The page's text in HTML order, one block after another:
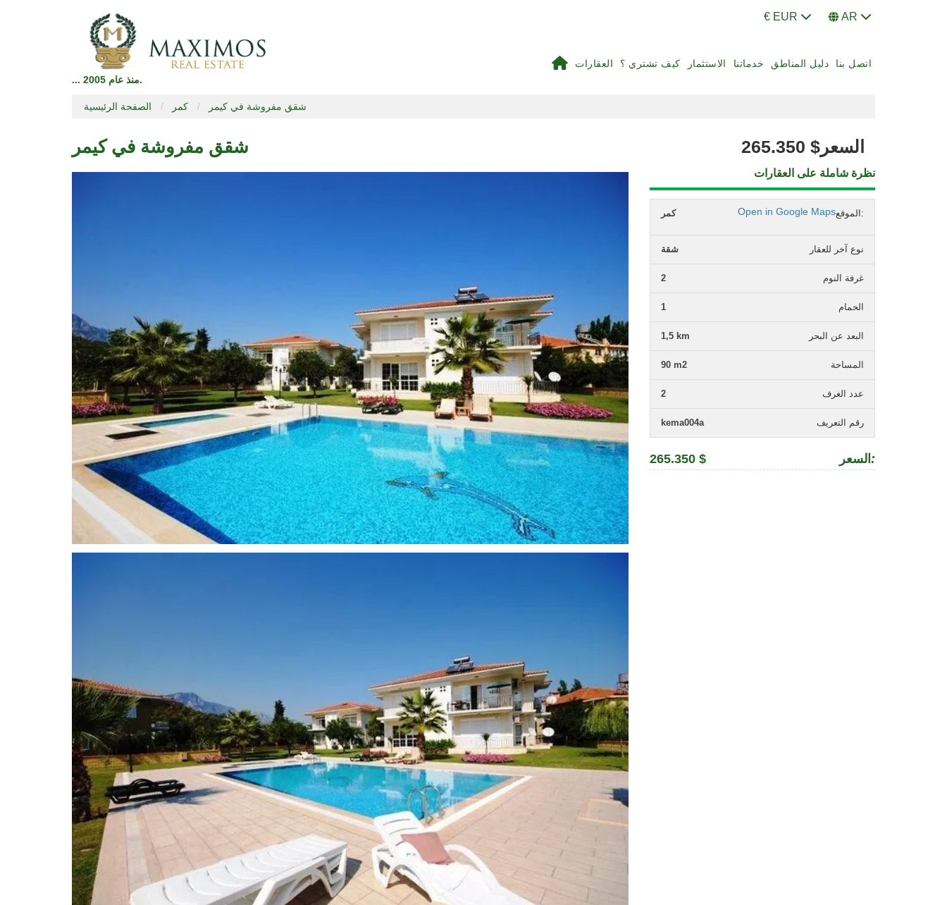
€ EUR AR
... منذ عام 2005.
العقارات كيف تشتري ؟ الاستثمار خدماتنا دليل المناطق اتصل بنا
الصفحة الرئيسية كمر شقق مفروشة في كيمر
شقق مفروشة في كيمر السعر 265.350 $
نظرة شاملة على العقارات
الموقع: كمر Open in Google Maps
نوع آخر للعقار شقة
غرفة النوم 2
الحمام 1
البعد عن البحر 1,5 km
المساحة 90 m2
عدد الغرف 2
رقم التعريف kema004a
السعر :
265.350 $